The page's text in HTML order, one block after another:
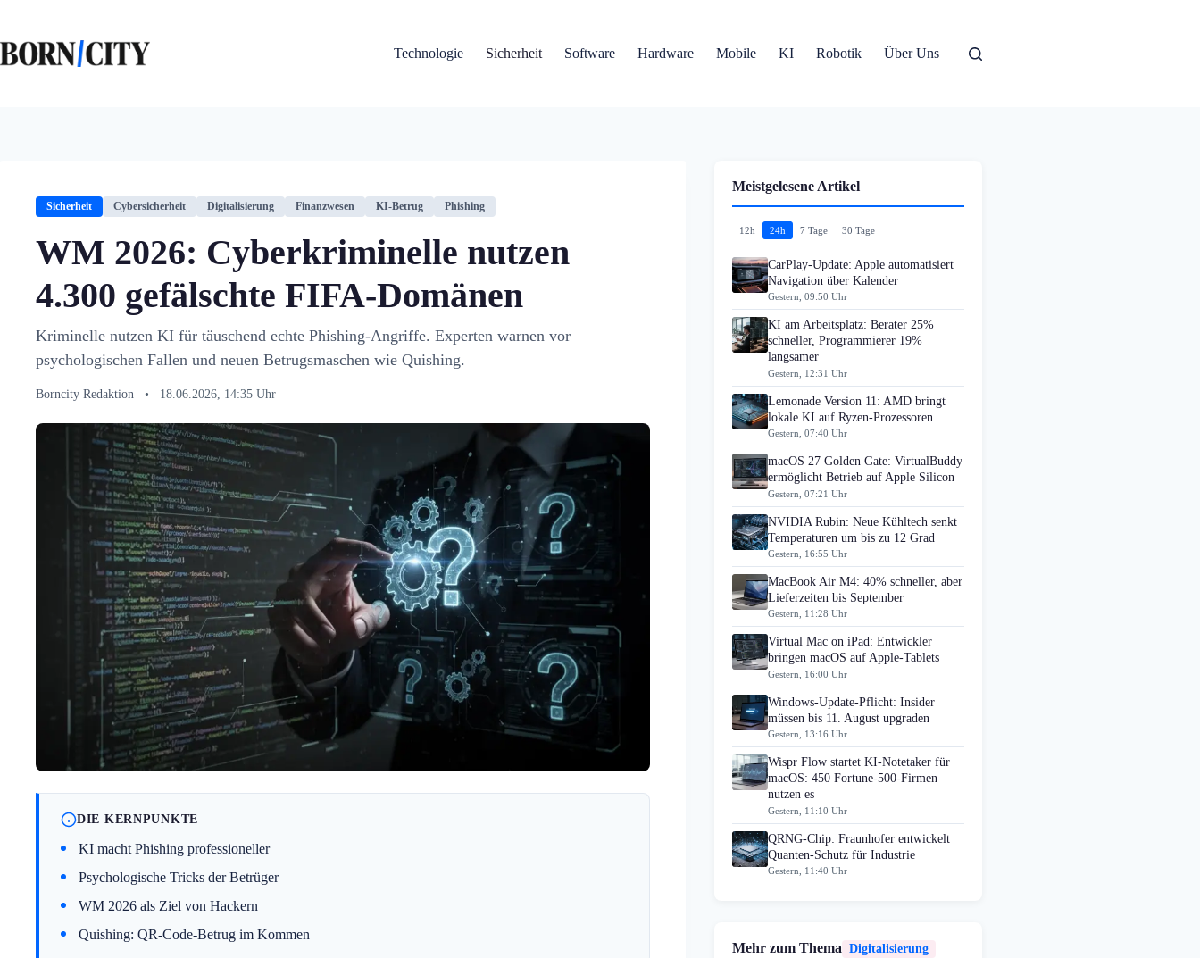
springen
Technologie
Sicherheit Software Hardware Mobile KI Robotik Über Uns
Sicherheit Cybersicherheit Digitalisierung Finanzwesen KI-Betrug Phishing
WM 2026: Cyberkriminelle nutzen
4.300 gefälschte FIFA-Domänen
Kriminelle nutzen KI für täuschend echte Phishing-Angriffe. Experten warnen vor
psychologischen Fallen und neuen Betrugsmaschen wie Quishing.
Borncity Redaktion • 18.06.2026, 14:35 Uhr
DIE KERNPUNKTE
KI macht Phishing professioneller
Psychologische Tricks der Betrüger
WM 2026 als Ziel von Hackern
Quishing: QR-Code-Betrug im Kommen
Meistgelesene Artikel
12h 24h 7 Tage 30 Tage
CarPlay-Update: Apple automatisiert
Navigation über Kalender
Gestern, 09:50 Uhr
KI am Arbeitsplatz: Berater 25%
schneller, Programmierer 19%
langsamer
Gestern, 12:31 Uhr
Lemonade Version 11: AMD bringt
lokale KI auf Ryzen-Prozessoren
Gestern, 07:40 Uhr
macOS 27 Golden Gate: VirtualBuddy
ermöglicht Betrieb auf Apple Silicon
Gestern, 07:21 Uhr
NVIDIA Rubin: Neue Kühltech senkt
Temperaturen um bis zu 12 Grad
Gestern, 16:55 Uhr
MacBook Air M4: 40% schneller, aber
Lieferzeiten bis September
Gestern, 11:28 Uhr
Virtual Mac on iPad: Entwickler
bringen macOS auf Apple-Tablets
Gestern, 16:00 Uhr
Windows-Update-Pflicht: Insider
müssen bis 11. August upgraden
Gestern, 13:16 Uhr
Wispr Flow startet KI-Notetaker für
macOS: 450 Fortune-500-Firmen
nutzen es
Gestern, 11:10 Uhr
QRNG-Chip: Fraunhofer entwickelt
Quanten-Schutz für Industrie
Gestern, 11:40 Uhr
Mehr zum Thema Digitalisierung